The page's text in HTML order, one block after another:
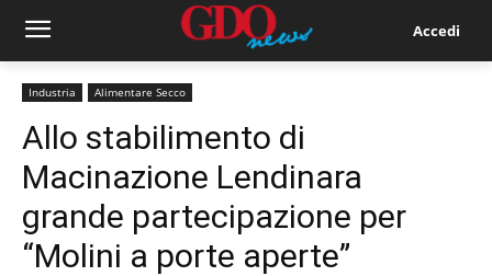
Accedi
Industria Alimentare Secco
Allo stabilimento di
Macinazione Lendinara
grande partecipazione per
“Molini a porte aperte”